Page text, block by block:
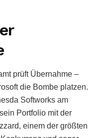
prüft Übernahme –
die Bombe platzen.
Softworks am
Portfolio mit der
einem der größten